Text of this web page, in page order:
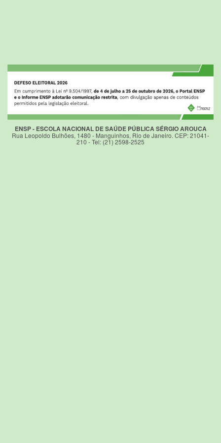
ENSP - ESCOLA NACIONAL DE SAÚDE PÚBLICA SÉRGIO AROUCA
Rua Leopoldo Bulhões, 1480 - Manguinhos, Rio de Janeiro. CEP: 21041-
210 - Tel: (21) 2598-2525